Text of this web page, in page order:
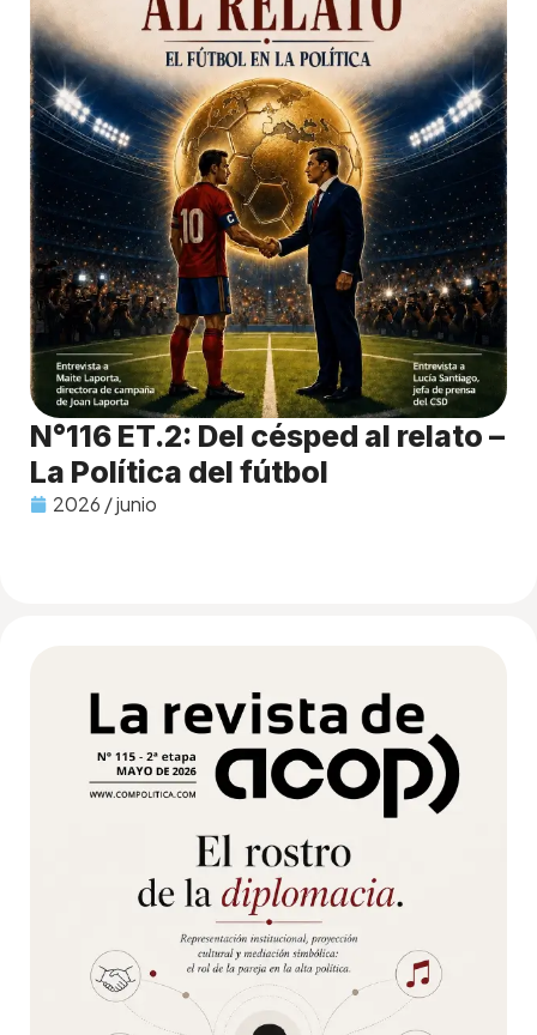
N°116 ET.2: Del césped al relato –
La Política del fútbol
2026 / junio